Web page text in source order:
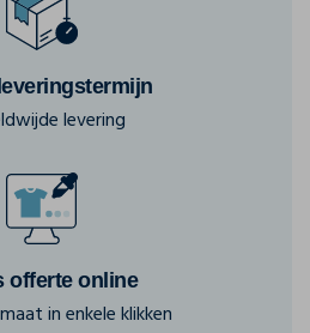
levering
offerte online
in enkele klikken